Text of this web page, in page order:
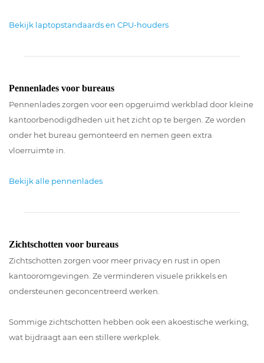
Bekijk laptopstandaards en CPU-houders
Pennenlades voor bureaus
Pennenlades zorgen voor een opgeruimd werkblad door kleine
kantoorbenodigdheden uit het zicht op te bergen. Ze worden
onder het bureau gemonteerd en nemen geen extra
vloerruimte in.
Bekijk alle pennenlades
Zichtschotten voor bureaus
Zichtschotten zorgen voor meer privacy en rust in open
kantooromgevingen. Ze verminderen visuele prikkels en
ondersteunen geconcentreerd werken.
Sommige zichtschotten hebben ook een akoestische werking,
wat bijdraagt aan een stillere werkplek.